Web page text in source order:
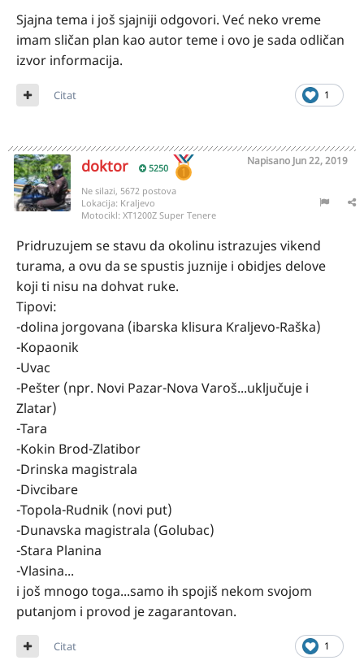
Sjajna tema i još sjajniji odgovori. Već neko vreme
imam sličan plan kao autor teme i ovo je sada odličan
izvor informacija.
1
Citat
doktor 5250
Napisano Jun 22, 2019
Ne silazi, 5672 postova
Lokacija: Kraljevo
Motocikl: XT1200Z Super Tenere
Pridruzujem se stavu da okolinu istrazujes vikend
turama, a ovu da se spustis juznije i obidjes delove
koji ti nisu na dohvat ruke.
Tipovi:
-dolina jorgovana (ibarska klisura Kraljevo-Raška)
-Kopaonik
-Uvac
-Pešter (npr. Novi Pazar-Nova Varoš...uključuje i
Zlatar)
-Tara
-Kokin Brod-Zlatibor
-Drinska magistrala
-Divcibare
-Topola-Rudnik (novi put)
-Dunavska magistrala (Golubac)
-Stara Planina
-Vlasina...
i još mnogo toga...samo ih spojiš nekom svojom
putanjom i provod je zagarantovan.
1
Citat